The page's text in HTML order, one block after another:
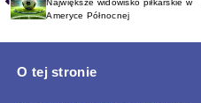
Ameryce Północnej
O tej stronie